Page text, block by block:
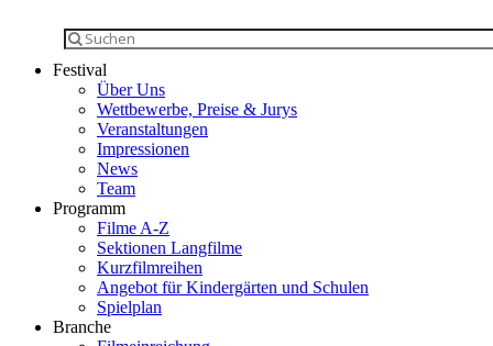
Festival
Über Uns
Wettbewerbe, Preise & Jurys
Veranstaltungen
Impressionen
News
Team
Programm
Filme A-Z
Sektionen Langfilme
Kurzfilmreihen
Angebot für Kindergärten und Schulen
Spielplan
Branche